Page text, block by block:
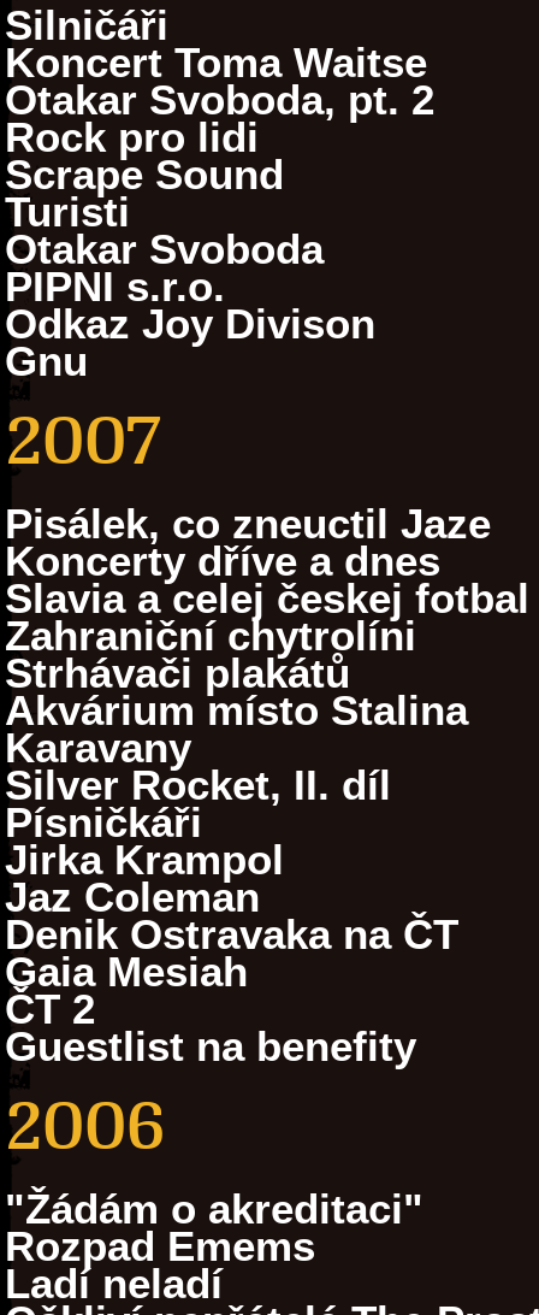
Silničáři
Koncert Toma Waitse
Otakar Svoboda, pt. 2
Rock pro lidi
Scrape Sound
Turisti
Otakar Svoboda
PIPNI s.r.o.
Odkaz Joy Divison
Gnu
2007
Pisálek, co zneuctil Jaze
Koncerty dříve a dnes
Slavia a celej českej fotbal
Zahraniční chytrolíni
Strhávači plakátů
Akvárium místo Stalina
Karavany
Silver Rocket, II. díl
Písničkáři
Jirka Krampol
Jaz Coleman
Denik Ostravaka na ČT
Gaia Mesiah
ČT 2
Guestlist na benefity
2006
"Žádám o akreditaci"
Rozpad Emems
Ladí neladí